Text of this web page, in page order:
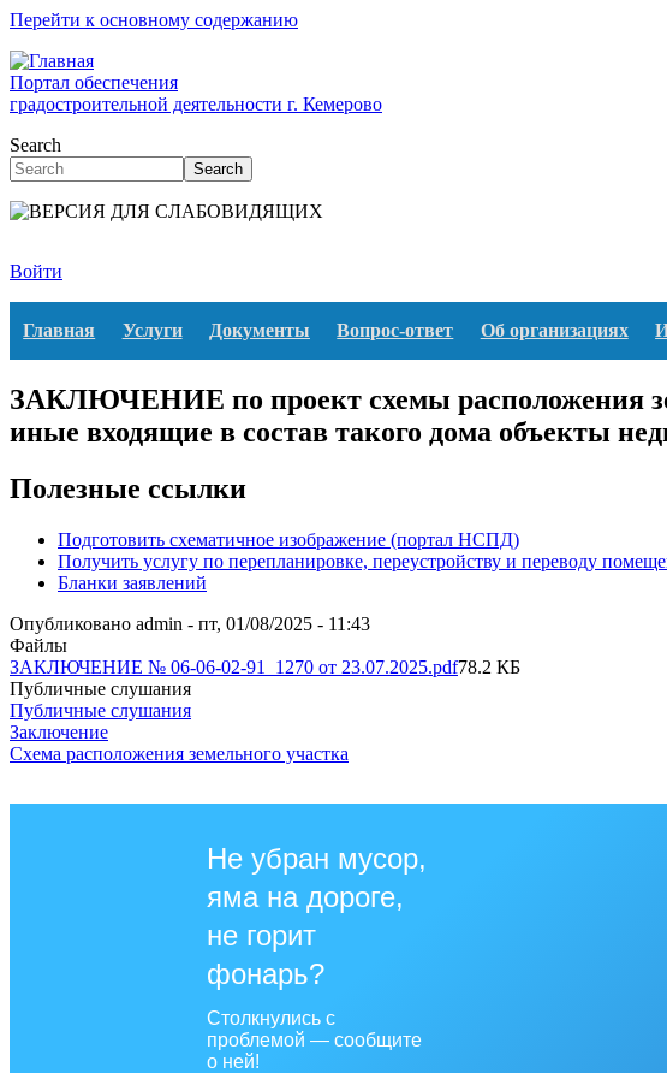
Перейти к основному содержанию
Портал обеспечения
градостроительной деятельности г. Кемерово
Search
Search
Войти
Главная Услуги Документы Вопрос-ответ Об организациях
ЗАКЛЮЧЕНИЕ по проект схемы расположения
иные входящие в состав такого дома объекты
Полезные ссылки
Подготовить схематичное изображение (портал НСПД)
Получить услугу по перепланировке, переустройству и переводу
Бланки заявлений
Опубликовано admin - пт, 01/08/2025 - 11:43
Файлы
ЗАКЛЮЧЕНИЕ № 06-06-02-91_1270 от 23.07.2025.pdf78.2 КБ
Публичные слушания
Публичные слушания
Заключение
Схема расположения земельного участка
Не убран мусор,
яма на дороге,
не горит
фонарь?
Столкнулись с
проблемой — сообщите
о ней!